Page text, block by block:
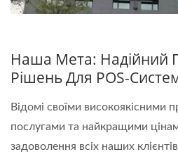
Наша Мета: Надійний
Рішень Для POS-
Відомі своїми високоякісними
послугами та найкращими
задоволення всіх наших